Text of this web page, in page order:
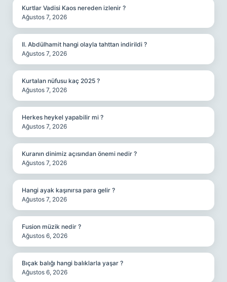
Kurtlar Vadisi Kaos nereden izlenir ?
Ağustos 7, 2026
II. Abdülhamit hangi olayla tahttan indirildi ?
Ağustos 7, 2026
Kurtalan nüfusu kaç 2025 ?
Ağustos 7, 2026
Herkes heykel yapabilir mi ?
Ağustos 7, 2026
Kuranın dinimiz açısından önemi nedir ?
Ağustos 7, 2026
Hangi ayak kaşınırsa para gelir ?
Ağustos 7, 2026
Fusion müzik nedir ?
Ağustos 6, 2026
Bıçak balığı hangi balıklarla yaşar ?
Ağustos 6, 2026